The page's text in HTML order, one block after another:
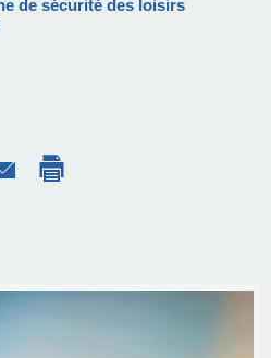
de sécurité des loisirs